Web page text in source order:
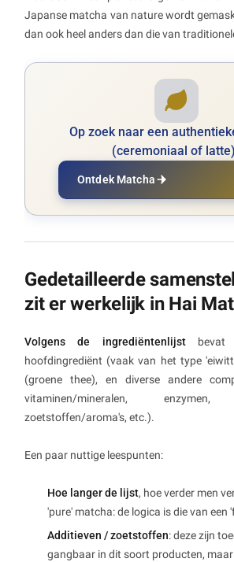
Japanse matcha van nature wordt
dan ook heel anders dan die van
Op zoek naar een
(ceremoniaal of
Ontdek Matcha
Gedetailleerde
zit er werkelijk in Hai
Volgens de ingrediëntenlijstbevat
hoofdingrediënt (vaak van het type
(groene thee), en diverse andere
vitaminen/mineralen, enzymen,
zoetstoffen/aroma's, etc.).
Een paar nuttige leespunten:
Hoe langer de lijst, hoe verder men
'pure' matcha: de logica is die van een
Additieven / zoetstoffen: deze zijn
gangbaar in dit soort producten, maar